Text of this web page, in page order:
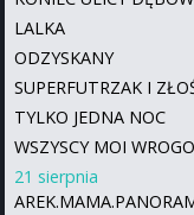
LALKA
ODZYSKANY
SUPERFUTRZAK I
TYLKO JEDNA NOC
WSZYSCY MOI
21 sierpnia